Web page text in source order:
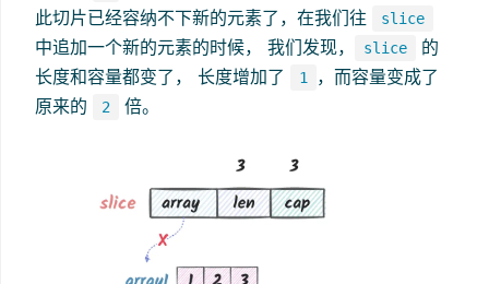
此切片已经容纳不下新的元素了，在我们往
slice
中追加一个新的元素的时候， 我们发现， slice
的
长度和容量都变了， 长度增加了
1
，而容量变成了
原来的
2 倍。